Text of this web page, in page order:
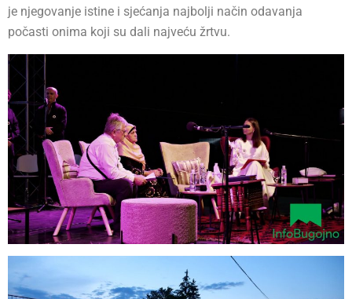
je njegovanje istine i sjećanja najbolji način odavanja
počasti onima koji su dali najveću žrtvu.